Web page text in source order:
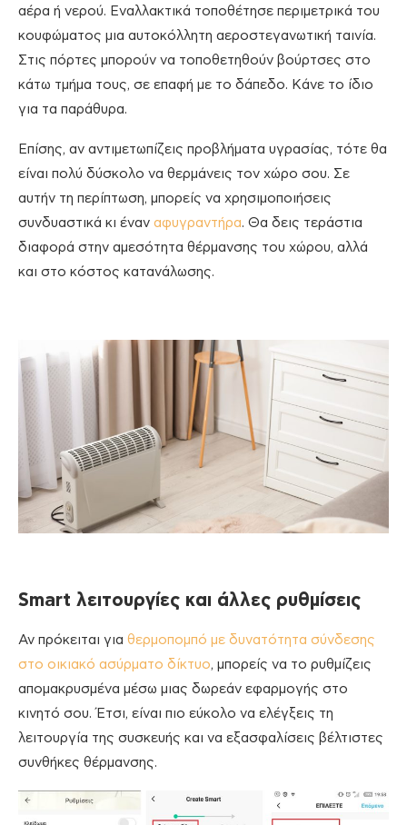
αέρα ή νερού. Εναλλακτικά τοποθέτησε περιμετρικά του
κουφώματος μια αυτοκόλλητη αεροστεγανωτική ταινία.
Στις πόρτες μπορούν να τοποθετηθούν βούρτσες στο
κάτω τμήμα τους, σε επαφή με το δάπεδο. Κάνε το ίδιο
για τα παράθυρα.
Επίσης, αν αντιμετωπίζεις προβλήματα υγρασίας, τότε θα
είναι πολύ δύσκολο να θερμάνεις τον χώρο σου. Σε
αυτήν τη περίπτωση, μπορείς να χρησιμοποιήσεις
συνδυαστικά κι έναν αφυγραντήρα. Θα δεις τεράστια
διαφορά στην αμεσότητα θέρμανσης του χώρου, αλλά
και στο κόστος κατανάλωσης.
Smart λειτουργίες και άλλες ρυθμίσεις
Αν πρόκειται για θερμοπομπό με δυνατότητα σύνδεσης
στο οικιακό ασύρματο δίκτυο, μπορείς να το ρυθμίζεις
απομακρυσμένα μέσω μιας δωρεάν εφαρμογής στο
κινητό σου. Έτσι, είναι πιο εύκολο να ελέγξεις τη
λειτουργία της συσκευής και να εξασφαλίσεις βέλτιστες
συνθήκες θέρμανσης.